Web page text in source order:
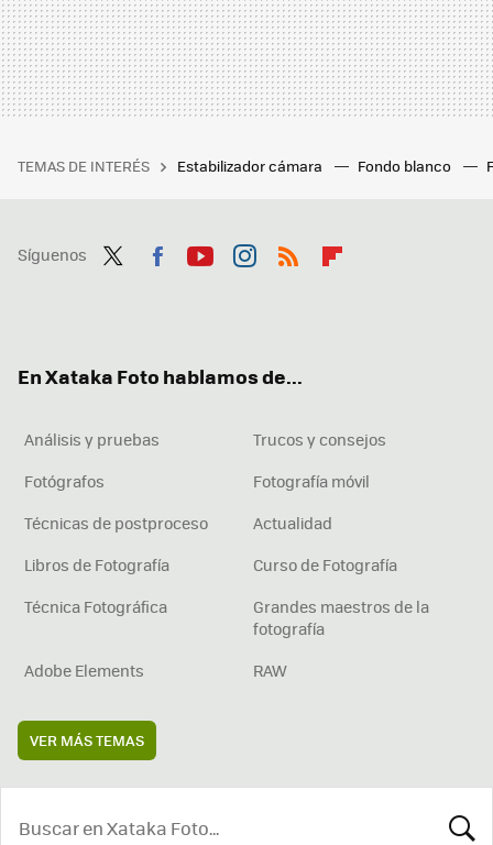
TEMAS DE INTERÉS Estabilizador cámara Fondo blanco
Síguenos
En Xataka Foto hablamos de...
Análisis y pruebas
Trucos y consejos
Fotógrafos
Fotografía móvil
Técnicas de postproceso
Actualidad
Libros de Fotografía
Curso de Fotografía
Técnica Fotográfica
Grandes maestros de la
fotografía
Adobe Elements
RAW
VER MÁS TEMAS